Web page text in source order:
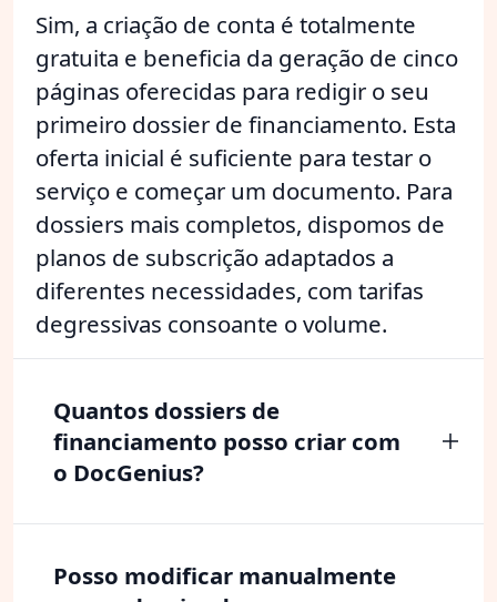
Sim, a criação de conta é totalmente
gratuita e beneficia da geração de cinco
páginas oferecidas para redigir o seu
primeiro dossier de financiamento. Esta
oferta inicial é suficiente para testar o
serviço e começar um documento. Para
dossiers mais completos, dispomos de
planos de subscrição adaptados a
diferentes necessidades, com tarifas
degressivas consoante o volume.
Quantos dossiers de
financiamento posso criar com
o DocGenius?
Posso modificar manualmente